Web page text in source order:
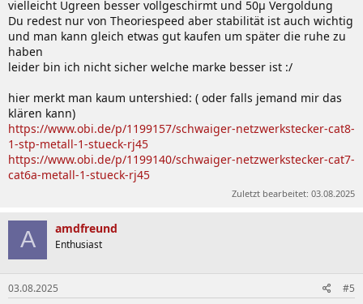
vielleicht Ugreen besser vollgeschirmt und 50µ Vergoldung
Du redest nur von Theoriespeed aber stabilität ist auch wichtig
und man kann gleich etwas gut kaufen um später die ruhe zu
haben
leider bin ich nicht sicher welche marke besser ist :/
hier merkt man kaum untershied: ( oder falls jemand mir das
klären kann)
https://www.obi.de/p/1199157/schwaiger-netzwerkstecker-cat8-
1-stp-metall-1-stueck-rj45
https://www.obi.de/p/1199140/schwaiger-netzwerkstecker-cat7-
cat6a-metall-1-stueck-rj45
Zuletzt bearbeitet: 03.08.2025
A amdfreund
Enthusiast
03.08.2025 #5